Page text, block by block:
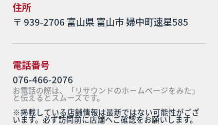
住所
〒 939-2706 富山県 富山市 婦中町速星585
電話番号
076-466-2076
お電話の際は、「リサウンドのホームページをみた」
と伝えるとスムーズです。
※掲載している店舗情報は最新ではない可能性がござ
います。必ず訪問前に店舗へご確認をお願いします。